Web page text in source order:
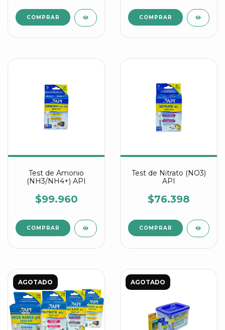
Test de Amonio
(NH3/NH4+) API
$99.960
Test de Nitrato (NO3)
API
$76.398
AGOTADO AGOTADO